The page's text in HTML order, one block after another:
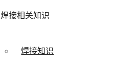
焊接相关知识
焊接知识